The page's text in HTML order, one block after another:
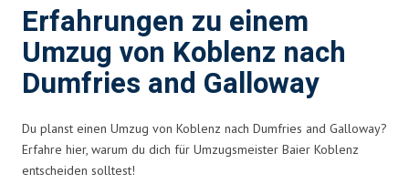
Erfahrungen zu einem
Umzug von Koblenz nach
Dumfries and Galloway
Du planst einen Umzug von Koblenz nach Dumfries and Galloway?
Erfahre hier, warum du dich für Umzugsmeister Baier Koblenz
entscheiden solltest!